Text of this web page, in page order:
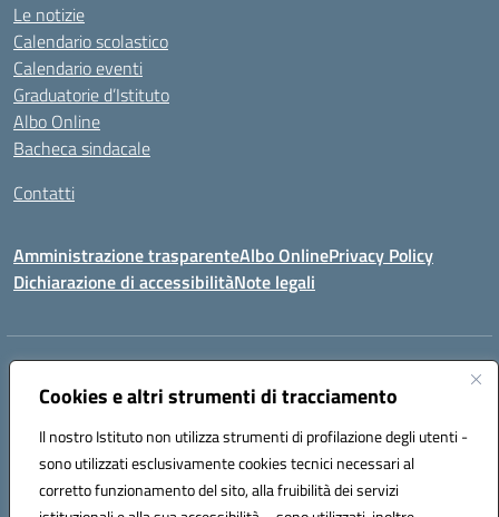
Cookies e altri strumenti di tracciamento
Il nostro Istituto non utilizza strumenti di profilazione degli utenti -
sono utilizzati esclusivamente cookies tecnici necessari al
corretto funzionamento del sito, alla fruibilità dei servizi
Le notizie
Calendario scolastico
Calendario eventi
Graduatorie d’Istituto
Albo Online
Bacheca sindacale
Contatti
Amministrazione trasparenteAlbo OnlinePrivacy Policy
Dichiarazione di accessibilitàNote legali
Indirizzo:
Centralino:0823944017 Email:ceic85400b@istruzione.it
Codice fiscale: 82000440618
Codice meccanografico:
CEIC85400B
Codice Indice delle Pubbliche Amministrazioni (IPA): istsc_CEIC85400B